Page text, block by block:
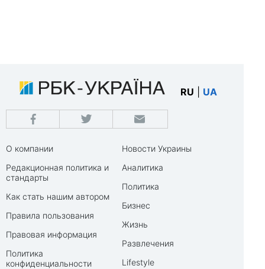
RU UA
О компании
Редакционная политика и
стандарты
Как стать нашим автором
Правила пользования
Правовая информация
Политика
конфиденциальности
Новости Украины
Аналитика
Политика
Бизнес
Жизнь
Развлечения
Lifestyle